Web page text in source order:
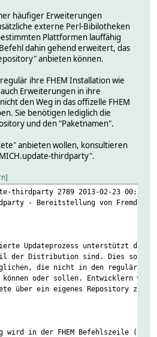
häufiger Erweiterungen
externe Perl-Bibilotheken
Plattformen lauffähig
dahin gehend erweitert, das
anbieten können.
ihre FHEM Installation wie
Erweiterungen in ihre
den Weg in das offizelle FHEM
Sie benötigen lediglich die
und den "Paketnamen".
anbieten wollen, konsultieren
thirdparty".
thirdparty 2789 2013-02-23
- Bereitstellung von
Updateprozess unterstützt die
der Distribution sind. Dies soll
die nicht in den regulären
können oder sollen. Entwicklern
über ein eigenes Repository zu
wird in der FHEM Befehlszeile